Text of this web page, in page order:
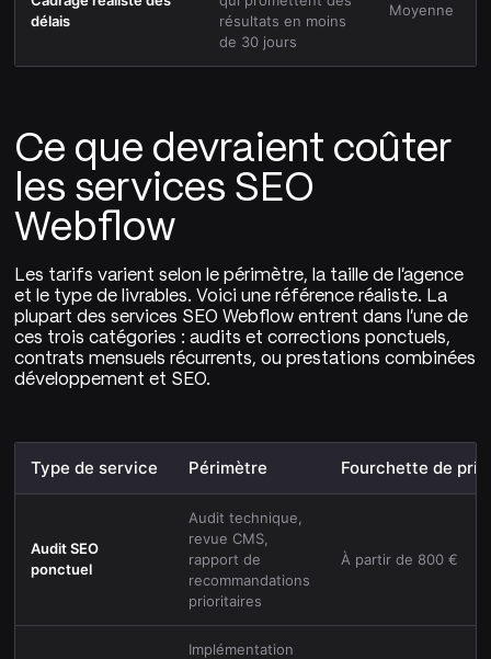
délais
résultats en moins
de 30 jours
Moyenne
Ce que devraient coûter
les services SEO
Webflow
Les tarifs varient selon le périmètre, la taille de l'agence
et le type de livrables. Voici une référence réaliste. La
plupart des services SEO Webflow entrent dans l'une de
ces trois catégories : audits et corrections ponctuels,
contrats mensuels récurrents, ou prestations combinées
développement et SEO.
Type de service Périmètre Fourchette de
Audit SEO
ponctuel
Audit technique,
revue CMS,
rapport de
recommandations
prioritaires
À partir de 800 €
Implémentation